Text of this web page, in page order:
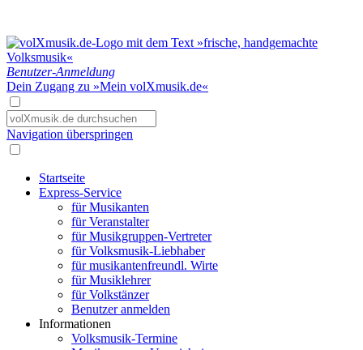
Benutzer-Anmeldung
Dein Zugang zu »Mein volXmusik.de«
Navigation überspringen
Startseite
Express-Service
für Musikanten
für Veranstalter
für Musikgruppen-Vertreter
für Volksmusik-Liebhaber
für musikantenfreundl. Wirte
für Musiklehrer
für Volkstänzer
Benutzer anmelden
Informationen
Volksmusik-Termine